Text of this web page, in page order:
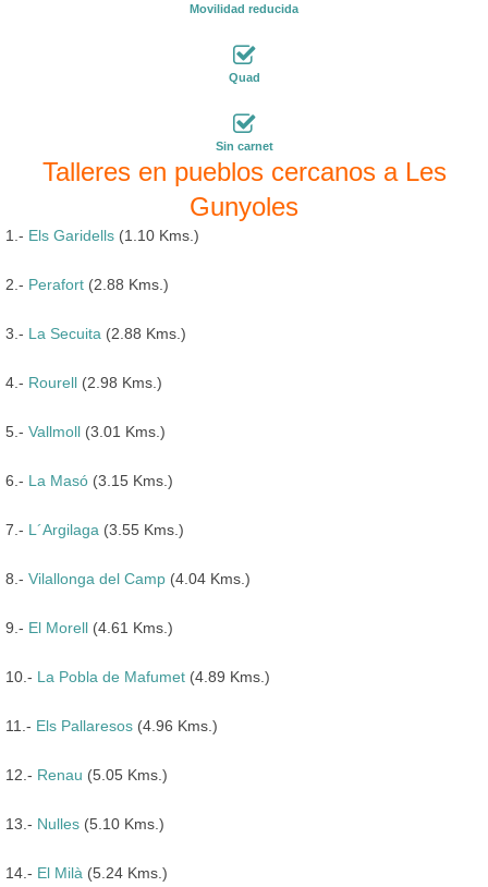
Movilidad reducida
Quad
Sin carnet
Talleres en pueblos cercanos a Les
Gunyoles
1.- Els Garidells (1.10 Kms.)
2.- Perafort (2.88 Kms.)
3.- La Secuita (2.88 Kms.)
4.- Rourell (2.98 Kms.)
5.- Vallmoll (3.01 Kms.)
6.- La Masó (3.15 Kms.)
7.- L´Argilaga (3.55 Kms.)
8.- Vilallonga del Camp (4.04 Kms.)
9.- El Morell (4.61 Kms.)
10.- La Pobla de Mafumet (4.89 Kms.)
11.- Els Pallaresos (4.96 Kms.)
12.- Renau (5.05 Kms.)
13.- Nulles (5.10 Kms.)
14.- El Milà (5.24 Kms.)